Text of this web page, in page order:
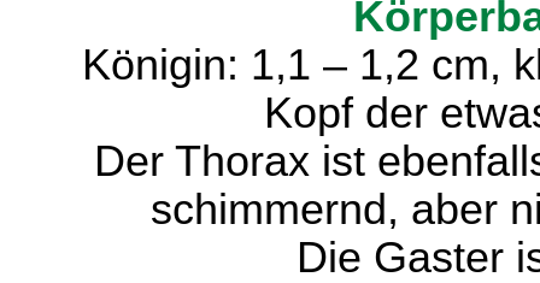
Königin: 1,1 – 1,2 cm,
Kopf der
Der Thorax ist
schimmernd, aber
Die Gaster